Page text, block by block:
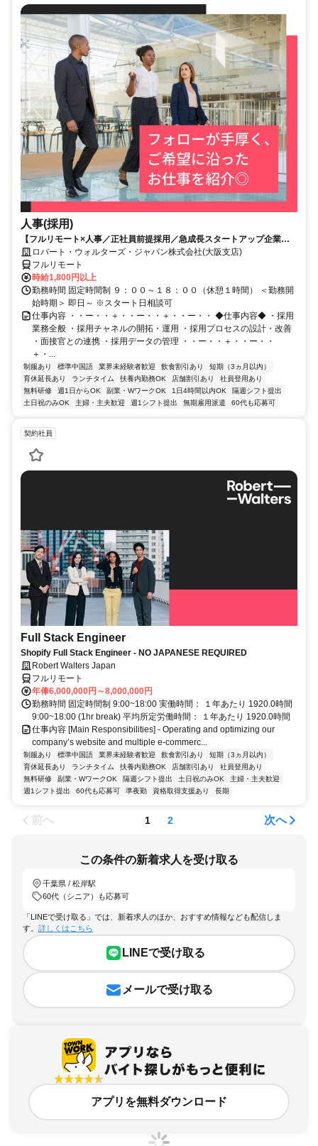
人事(採用)
【フルリモート×人事／正社員前提採用／急成長スタートアップ企業／
英語】Robert Walters
ロバート・ウォルターズ・ジャパン株式会社(大阪支店)
フルリモート
時給1,800円以上
勤務時間 固定時間制 ９：００～１８：００（休憩１時間） ＜勤務開
始時期＞ 即日～ ※スタート日相談可
仕事内容 ・・ー・・＋・・ー・・＋・・ー・・ ◆仕事内容◆ ・採用
業務全般 ・採用チャネルの開拓・運用 ・採用プロセスの設計・改善
・面接官との連携 ・採用データの管理 ・・ー・・＋・・ー・・
＋・...
制服あり 標準中国語 業界未経験者歓迎 飲食割引あり
短期（3ヵ月以内）
育休延長あり
ランチタイム 扶養内勤務OK 店舗割引あり
社員登用あり
無料研修
週1日からOK 副業・WワークOK 1日4時間以内OK
隔週シフト提出
土日祝のみOK
主婦・主夫歓迎 週1シフト提出 無期雇用派遣 60代も応募可
契約社員
Full Stack Engineer
Shopify Full Stack Engineer - NO JAPANESE REQUIRED
Robert Walters Japan
フルリモート
年俸6,000,000円～8,000,000円
勤務時間 固定時間制 9:00~18:00 実働時間： １年あたり 1920.0時間
9:00~18:00 (1hr break) 平均所定労働時間： １年あたり 1920.0時間
仕事内容 [Main Responsibilities] - Operating and optimizing our
company’s website and multiple e-commerc...
制服あり 標準中国語 業界未経験者歓迎 飲食割引あり
短期（3ヵ月以内）
育休延長あり
ランチタイム 扶養内勤務OK 店舗割引あり
社員登用あり
無料研修
副業・WワークOK 隔週シフト提出 土日祝のみOK
主婦・主夫歓迎
週1シフト提出
60代も応募可 準夜勤 資格取得支援あり 長期
前へ 1 2 次へ
この条件の新着求人を受け取る
千葉県 / 松岸駅
60代（シニア）も応募可
「LINEで受け取る」では、新着求人のほか、おすすめ情報なども配信しま
す。 詳しくはこちら
LINEで受け取る
メールで受け取る
アプリを無料ダウンロード